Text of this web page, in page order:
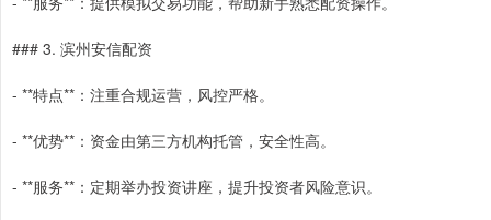
### 3. 滨州安信配资
- **特点**：注重合规运营，风控严格。
- **优势**：资金由第三方机构托管，安全性高。
- **服务**：定期举办投资讲座，提升投资者风险意识。